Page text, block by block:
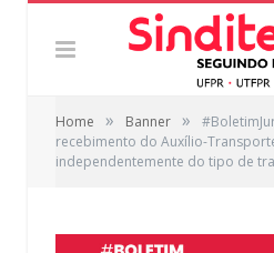
Home » Banner »
recebimento do Auxílio-
independentemente do tipo de